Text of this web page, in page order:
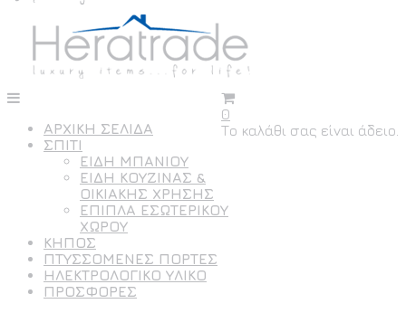
0
Το καλάθι σας είναι άδειο.
ΑΡΧΙΚΗ ΣΕΛΙΔΑ
ΣΠΙΤΙ
ΕΙΔΗ ΜΠΑΝΙΟΥ
ΕΙΔΗ ΚΟΥΖΙΝΑΣ &
ΟΙΚΙΑΚΗΣ ΧΡΗΣΗΣ
ΕΠΙΠΛΑ ΕΣΩΤΕΡΙΚΟΥ
ΧΩΡΟΥ
ΚΗΠΟΣ
ΠΤΥΣΣΟΜΕΝΕΣ ΠΟΡΤΕΣ
ΗΛΕΚΤΡΟΛΟΓΙΚΟ ΥΛΙΚΟ
ΠΡΟΣΦΟΡΕΣ